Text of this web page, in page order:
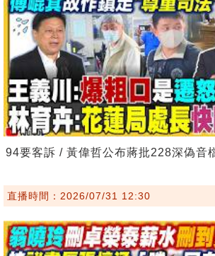
94要客訴 / 黃偉哲公布蔣批228深偽音
直播時間：2026/07/31 12:30